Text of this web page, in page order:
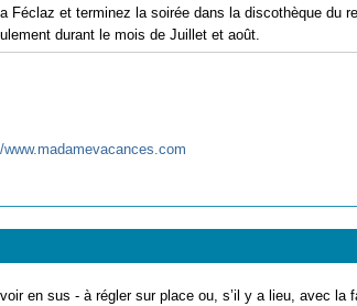
Féclaz et terminez la soirée dans la discothèque du
durant le mois de Juillet et août.
www.madamevacances.com
en sus - à régler sur place ou, s’il y a lieu, avec la